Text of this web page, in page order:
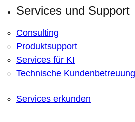
Services und Support
Consulting
Produktsupport
Services für KI
Technische Kundenbetreuung
Services erkunden